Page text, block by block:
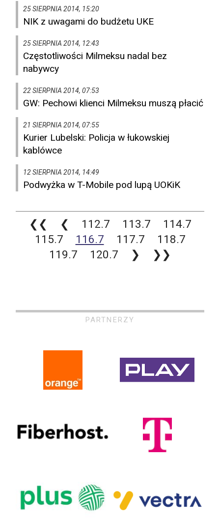
25 SIERPNIA 2014, 15:20
NIK z uwagami do budżetu UKE
25 SIERPNIA 2014, 12:43
Częstotliwości Milmeksu nadal bez
nabywcy
22 SIERPNIA 2014, 07:53
GW: Pechowi klienci Milmeksu muszą płacić
21 SIERPNIA 2014, 07:55
Kurier Lubelski: Policja w łukowskiej
kablówce
12 SIERPNIA 2014, 14:49
Podwyżka w T-Mobile pod lupą UOKiK
❮❮ ❮ 112.7 113.7
114.7
115.7
116.7 117.7
118.7
119.7
120.7 ❯ ❯❯
PARTNERZY